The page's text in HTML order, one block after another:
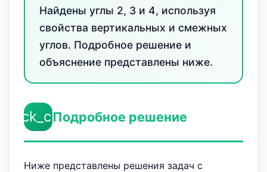
Найдены углы 2, 3 и 4, используя
свойства вертикальных и смежных
углов. Подробное решение и
объяснение представлены ниже.
Подробное решение
Ниже представлены решения задач с